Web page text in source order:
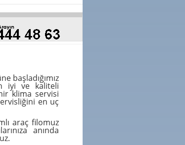
başladığımız
iyi ve kaliteli
klima servisi
en uç
araç filomuz
anında